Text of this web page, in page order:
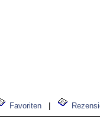
Favoriten